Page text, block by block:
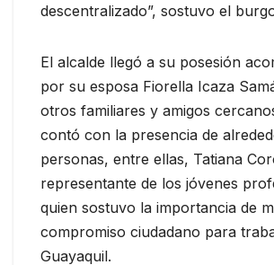
descentralizado”, sostuvo el
El alcalde llegó a su posesión
por su esposa Fiorella Icaza
otros familiares y amigos
contó con la presencia de
personas, entre ellas, Tatiana
representante de los jóvenes
quien sostuvo la importancia de
compromiso ciudadano para
Guayaquil.